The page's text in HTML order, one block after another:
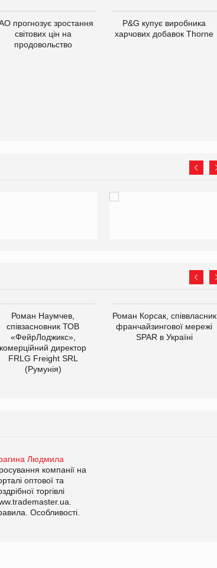
прогнозує зростання
світових цін на
продовольство
P&G купує виробника
харчових добавок Thorne
Роман Наумчев,
співзасновник ТОВ
«ФейрЛоджикс»,
комерційний директор
FRLG Freight SRL
(Румунія)
Роман Корсак, співвласник
франчайзингової мережі
SPAR в Україні
Людмила
компанії на
оптової та
торгівлі
Особливості.